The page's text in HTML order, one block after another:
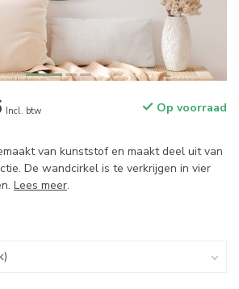
Incl. btw Op voorraad
van kunststof en maakt deel uit van
De wandcirkel is te verkrijgen in vier
Lees meer.